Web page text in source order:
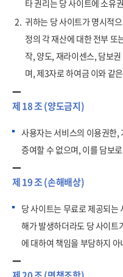
타 권리는 당 사이트에 소유
2. 귀하는 당 사이트가 명시적
정의 각 재산에 대한 전부 또
작, 양도, 재라이센스, 담보
며, 제3자로 하여금 이와 같
제 18 조 (양도금지)
사용자는 서비스의 이용권한,
증여할 수 없으며, 이를 담보
제 19 조 (손해배상)
당 사이트는 무료로 제공되는
해가 발생하더라도 당 사이트
에 대하여 책임을 부담하지